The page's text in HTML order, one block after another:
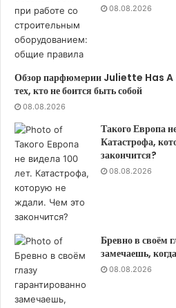
08.08.2026
Обзор парфюмерии Juliette Has A
тех, кто не боится быть собой
08.08.2026
Такого Европа
Катастрофа,
закончится?
08.08.2026
Бревно в своём
замечаешь,
08.08.2026